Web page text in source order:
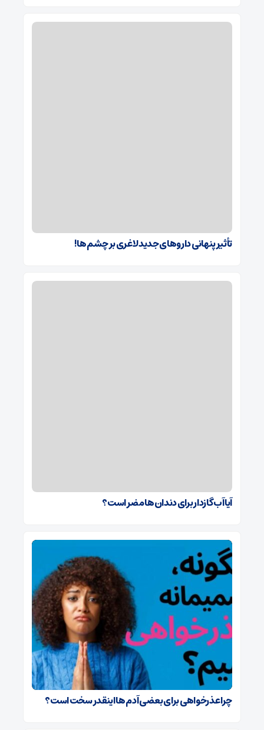
تأثیر پنهانی داروهای جدید لاغری بر چشم‌ها!
آیا آب گازدار برای دندان‌ها مضر است؟
چرا عذرخواهی برای بعضی آدم ها اینقدر سخت است؟